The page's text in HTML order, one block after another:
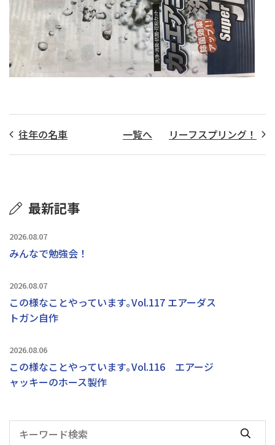
往年の名車 一覧へ リーフスプリング！
最新記事
2026.08.07
みんなで勉強会！
2026.08.07
この様なことやっています｡Vol.117 エアーダス
トガン自作
2026.08.06
この様なことやっています｡Vol.116 エアージ
ャッキーのホース製作